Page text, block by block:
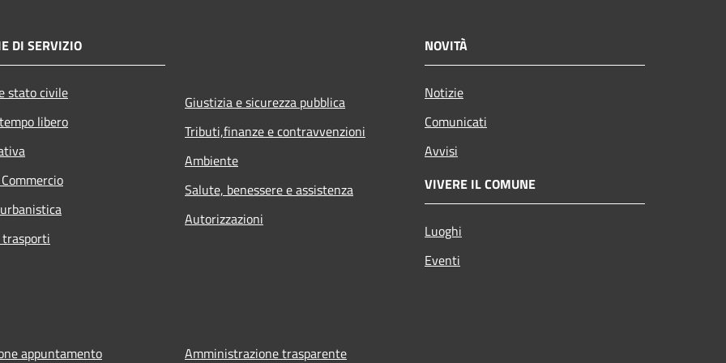
DI SERVIZIO
stato civile
libero
Giustizia e sicurezza pubblica
Tributi,finanze e contravvenzioni
Ambiente
Salute, benessere e assistenza
Autorizzazioni
NOVITÀ
Notizie
Comunicati
Avvisi
VIVERE IL COMUNE
Luoghi
Eventi
appuntamento Amministrazione trasparente